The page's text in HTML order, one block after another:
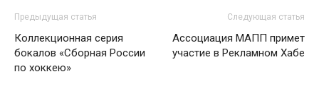
Предыдущая статья
Коллекционная серия
бокалов «Сборная России
по хоккею»
Следующая статья
Ассоциация МАПП примет
участие в Рекламном Хабе